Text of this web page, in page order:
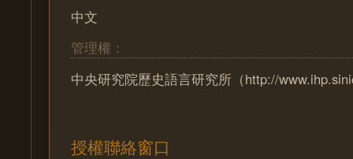
中文
管理權：
中央研究院歷史語言研究所（http://
授權聯絡窗口